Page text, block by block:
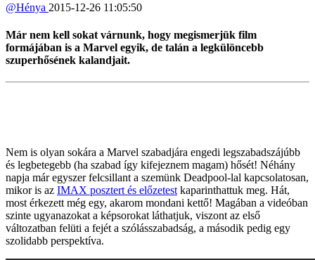
@Hénya 2015-12-26 11:05:50
Már nem kell sokat várnunk, hogy megismerjük film
formájában is a Marvel egyik, de talán a legkülöncebb
szuperhősének kalandjait.
Nem is olyan sokára a Marvel szabadjára engedi legszabadszájúbb
és legbetegebb (ha szabad így kifejeznem magam) hősét! Néhány
napja már egyszer felcsillant a szemünk Deadpool-lal kapcsolatosan,
mikor is az IMAX posztert és előzetest kaparinthattuk meg. Hát,
most érkezett még egy, akarom mondani kettő! Magában a videóban
szinte ugyanazokat a képsorokat láthatjuk, viszont az első
változatban felüti a fejét a szólásszabadság, a második pedig egy
szolidabb perspektíva.